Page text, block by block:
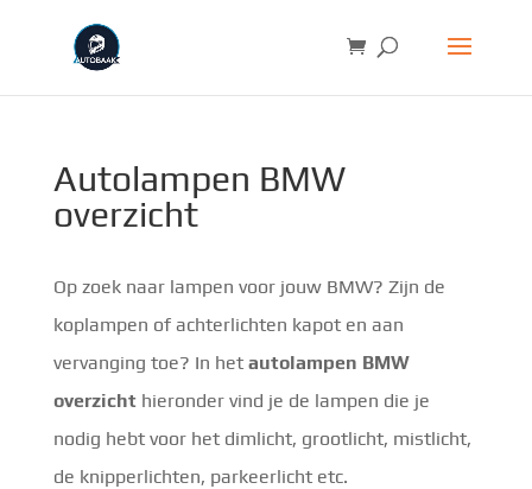
Autolampen BMW
overzicht
Op zoek naar lampen voor jouw BMW? Zijn de
koplampen of achterlichten kapot en aan
vervanging toe? In hetautolampen BMW
overzichthieronder vind je de lampen die je
nodig hebt voor het dimlicht, grootlicht, mistlicht,
de knipperlichten, parkeerlicht etc.